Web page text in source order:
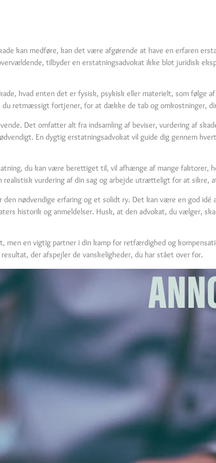
kan medføre, kan det være afgørende at have en erfaren
tilbyder en erstatningsadvokat ikke blot juridisk
hvad enten det er fysisk, psykisk eller materielt, som følge
retmæssigt fortjener, for at dække de tab og omkostninger,
Det omfatter alt fra indsamling af beviser, vurdering af
En dygtig erstatningsadvokat vil guide dig gennem
du kan være berettiget til, vil afhænge af mange faktorer,
realistisk vurdering af din sag og arbejde utrætteligt for at sikre,
nødvendige erfaring og et solidt ry. Det kan være en god idé
historik og anmeldelser. Husk, at den advokat, du vælger,
en vigtig partner i din kamp for retfærdighed og
der afspejler de vanskeligheder, du har stået over for.